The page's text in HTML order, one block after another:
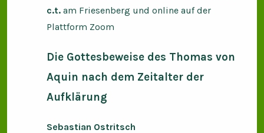
c.t.am Friesenberg und online auf der
Plattform Zoom
Die Gottesbeweise des Thomas von
Aquin nach dem Zeitalter der
Aufklärung
Sebastian Ostritsch